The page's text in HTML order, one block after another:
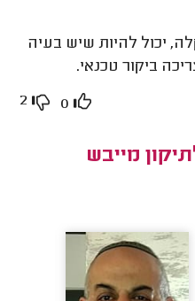
יכול להיות שיש בעיה
ביקור טכנאי.
0
2
מייבש